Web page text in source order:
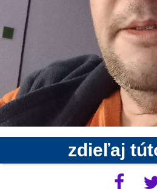
zdieľaj